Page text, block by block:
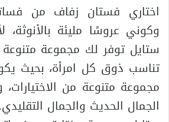
اختاري فستان زفاف من
وكوني عروسًا مليئة بالأنوثة،
ستايل توفر لك مجموعة متنوعة
تناسب ذوق كل امرأة، بحيث
مجموعة متنوعة من الاختيارات،
الجمال الحديث والجمال